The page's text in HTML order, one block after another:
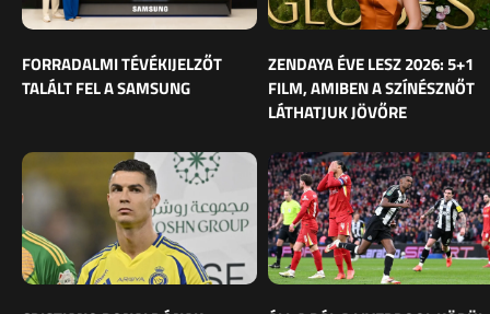
FORRADALMI TÉVÉKIJELZŐT
TALÁLT FEL A SAMSUNG
ZENDAYA ÉVE LESZ 2026: 5+1
FILM, AMIBEN A SZÍNÉSZNŐT
LÁTHATJUK JÖVŐRE